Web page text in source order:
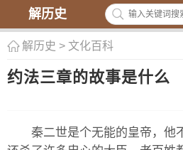
解历史
解历史 > 文化百科
约法三章的故事是什么
秦二世是个无能的皇帝，他